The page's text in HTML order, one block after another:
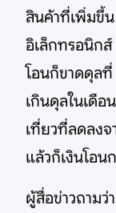
สินค้าที่เพิ่มขึ้
อิเล็กทรอนิกส์
โอนก็ขาดดุล
เกินดุลในเดือ
เที่ยวที่ลดลง
แล้วก็เงินโอ
ผู้สื่อข่าวถาม